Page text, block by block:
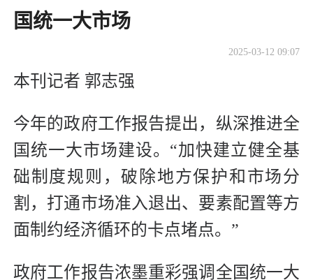
国统一大市场
2025-03-12 09:07
本刊记者 郭志强
今年的政府工作报告提出，纵深推进全
国统一大市场建设。“加快建立健全基
础制度规则，破除地方保护和市场分
割，打通市场准入退出、要素配置等方
面制约经济循环的卡点堵点。”
政府工作报告浓墨重彩强调全国统一大